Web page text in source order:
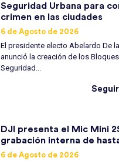
Seguridad Urbana para
crimen en las ciudades
6 de Agosto de 2026
El presidente electo Abelardo De
anunció la creación de los
Seguridad...
DJI presenta el Mic Mini
grabación interna de
6 de Agosto de 2026